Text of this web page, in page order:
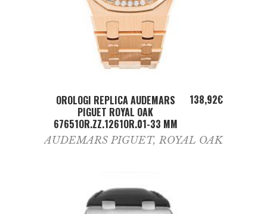
ADD TO CART
OROLOGI REPLICA AUDEMARS
PIGUET ROYAL OAK
67651OR.ZZ.1261OR.01-33 MM
138,92€
AUDEMARS PIGUET, ROYAL OAK